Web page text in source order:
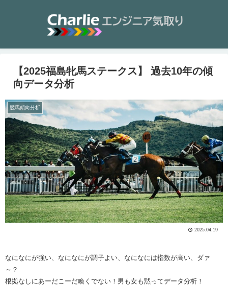
【2025福島牝馬ステークス】 過去10年の傾
向データ分析
競馬傾向分析
2025.04.19
なになにが強い、なになにが調子よい、なになには指数が高い、ダァ
～？
根拠なしにあーだこーだ喚くでない！男も女も黙ってデータ分析！